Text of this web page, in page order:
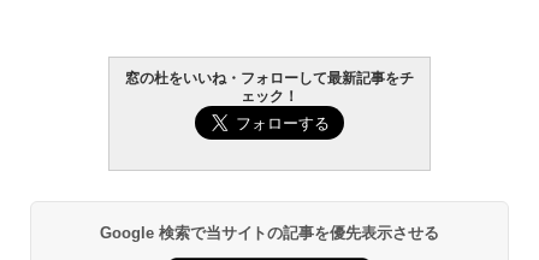
Robloxギフトカード - 1000 Robux 【限
定バーチャルアイテムを含む】 【オンラ
インゲームコード】 ロブロックス |オン
￥1,600
1冊ですべて身につくHTML & CSSとWe
bデザイン入門講座［第2版］
￥1,292
ClaudeCode いちばんやさしい 教科書:
￥16,980
Kindle Paperwhite シグニチャーエディ
ション (32GB) 7インチディスプレイ、明
ブラック
窓の杜をいいね・フォローして最新記事をチ
ェック！
Google 検索で当サイトの記事を優先表示させる